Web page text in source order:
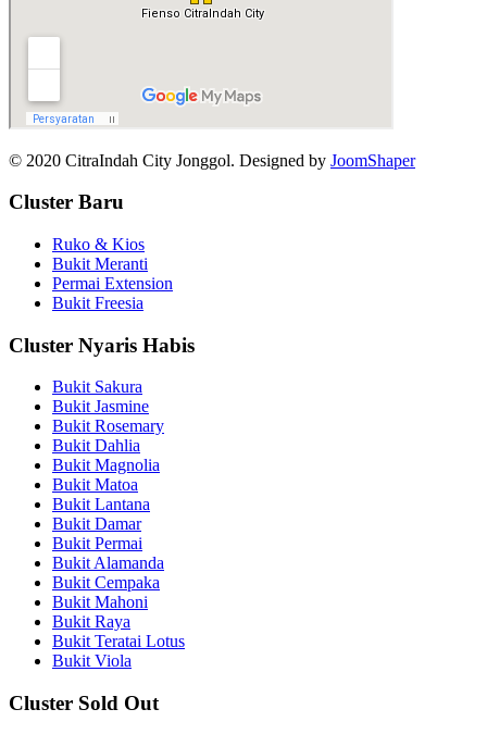
© 2020 CitraIndah City Jonggol. Designed by JoomShaper
Cluster Baru
Ruko & Kios
Bukit Meranti
Permai Extension
Bukit Freesia
Cluster Nyaris Habis
Bukit Sakura
Bukit Jasmine
Bukit Rosemary
Bukit Dahlia
Bukit Magnolia
Bukit Matoa
Bukit Lantana
Bukit Damar
Bukit Permai
Bukit Alamanda
Bukit Cempaka
Bukit Mahoni
Bukit Raya
Bukit Teratai Lotus
Bukit Viola
Cluster Sold Out